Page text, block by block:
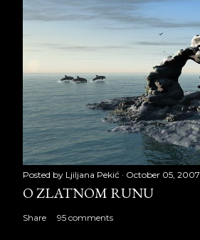
Posted by Ljiljana Pekić October 05, 2007
O ZLATNOM RUNU
Share 95 comments